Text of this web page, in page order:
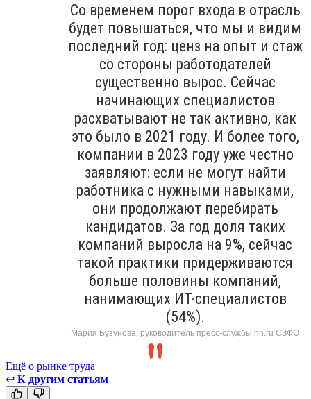
Со временем порог входа в отрасль
будет повышаться, что мы и видим
последний год: ценз на опыт и стаж
со стороны работодателей
существенно вырос. Сейчас
начинающих специалистов
расхватывают не так активно, как
это было в 2021 году. И более того,
компании в 2023 году уже честно
заявляют: если не могут найти
работника с нужными навыками,
они продолжают перебирать
кандидатов. За год доля таких
компаний выросла на 9%, сейчас
такой практики придерживаются
больше половины компаний,
нанимающих ИТ-специалистов
(54%).
Мария Бузунова, руководитель пресс-службы hh.ru СЗФО
Ещё о рынке труда
↩ К другим статьям